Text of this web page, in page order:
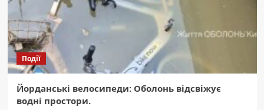
Події
Йорданські велосипеди: Оболонь відсвіжує
водні простори.